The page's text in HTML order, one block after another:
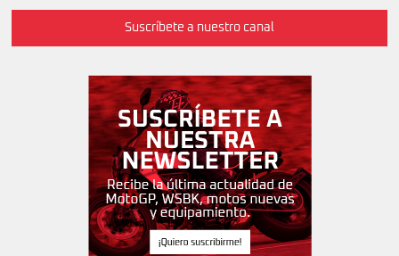
Suscríbete a nuestro canal